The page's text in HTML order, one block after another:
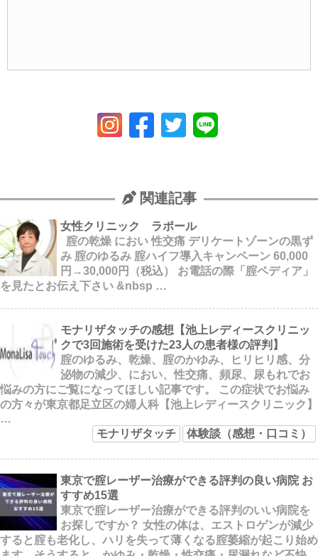
関連記事
女性クリニック ラポール
腟の乾燥 におい 性交痛 デリケートゾーンの黒ず
み 腟のゆるみ 腟ハイフ導入キャンペーン 60,000
円→30,000円（税込） お電話の際「腟ペディア」
を見たとお伝え下さい &nbsp …
モナリザタッチの感想【池上レディースクリニッ
クで3回施術を受けた23人の患者様の評判】
腟のゆるみ、乾燥、腟のかゆみ、ヒリヒリ感、分
泌物の減少、におい、性交痛、頻尿、尿もれでお
悩みの方にご覧になってほしい記事です。 この症状でお悩み
の方々が東京都足立区の婦人科【池上レディースクリニック】
…
モナリザタッチ
体験談（感想・口コミ）
東京で腟レーザー治療ができる評判の良い病院 お
すすめ15選
東京で腟レーザー治療ができる評判のいい病院を
お探しですか？ 女性の体は、エストロゲンが減少
すると腟も老化し、ハリを失って薄くなる腟萎縮が起こり始め